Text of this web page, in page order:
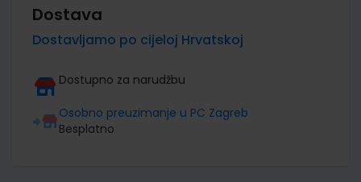
Dostava
Dostavljamo po cijeloj Hrvatskoj
Dostupno za narudžbu
Osobno preuzimanje u PC Zagreb
Besplatno